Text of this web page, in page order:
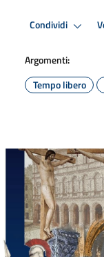
Condividi
Argomenti:
Tempo libero